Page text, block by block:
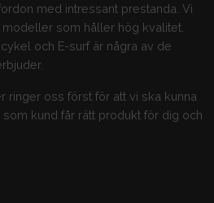
med intressant prestanda. Vi
som håller hög kvalitet.
och E-surf är några av de
ringer oss först för att vi ska kunna
kund får rätt produkt för dig och